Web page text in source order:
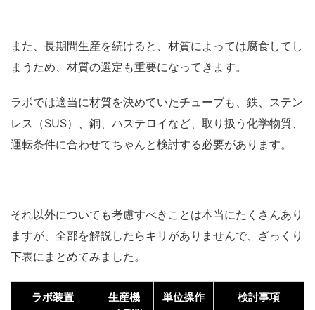
また、長期間生産を続けると、材質によっては腐食してし
まうため、材質の選定も重要になってきます。
ラボでは適当に材質を決めていたチューブも、鉄、ステン
レス（SUS）、銅、ハステロイなど、取り扱う化学物質、
運転条件に合わせてちゃんと検討する必要があります。
それ以外についても考慮すべきことは本当にたくさんあり
ますが、全部を解説したらキリがありませんで、ざっくり
下表にまとめてみました。
ラボ装置
生産機
単位操作 検討事項